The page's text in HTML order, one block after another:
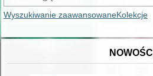
Wyszukiwanie zaawansowaneKolekcje
NOWOŚCI